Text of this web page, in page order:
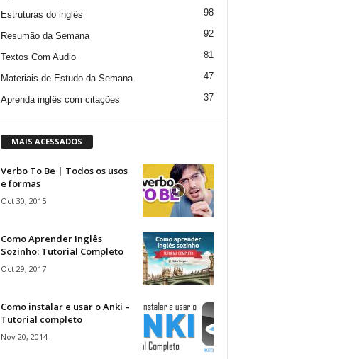
Estruturas do inglês 98
Resumão da Semana 92
Textos Com Audio 81
Materiais de Estudo da Semana 47
Aprenda inglês com citações 37
MAIS ACESSADOS
Verbo To Be | Todos os usos
e formas
Oct 30, 2015
Como Aprender Inglês
Sozinho: Tutorial Completo
Oct 29, 2017
Como instalar e usar o Anki –
Tutorial completo
Nov 20, 2014